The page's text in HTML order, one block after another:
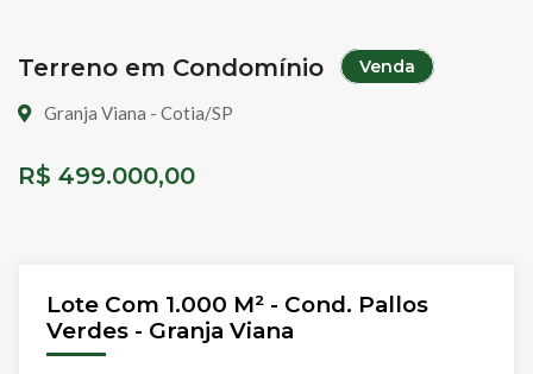
Terreno em Condomínio Venda
Granja Viana - Cotia/SP
R$ 499.000,00
Lote Com 1.000 M² - Cond. Pallos
Verdes - Granja Viana